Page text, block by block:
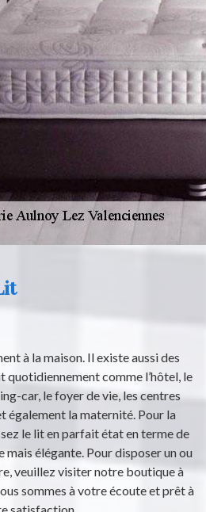
à la maison. Il existe aussi des
comme l’hôtel, le
car, le foyer de vie, les centres
également la maternité. Pour la
le lit en parfait état en terme de
élégante. Pour disposer un ou
veuillez visiter notre boutique à
sommes à votre écoute et prêt à
satisfaction.